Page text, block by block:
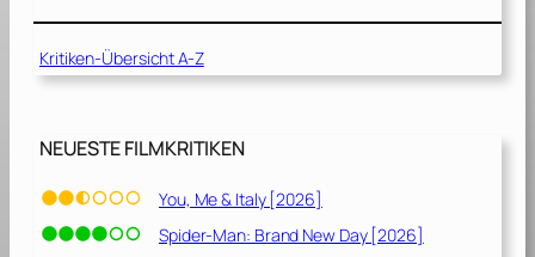
1
9
7
Kritiken-Übersicht A-Z
NEUESTE FILMKRITIKEN
You, Me & Italy [2026]
Spider-Man: Brand New Day [2026]